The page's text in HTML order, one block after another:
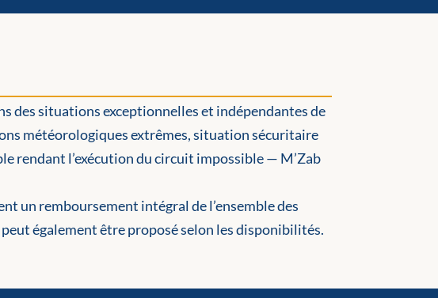
des situations exceptionnelles et indépendantes de
météorologiques extrêmes, situation sécuritaire
rendant l’exécution du circuit impossible — M’Zab
un remboursement intégral de l’ensemble des
également être proposé selon les disponibilités.